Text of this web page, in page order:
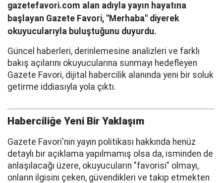
gazetefavori.com alan adıyla yayın hayatına
başlayan Gazete Favori, "Merhaba" diyerek
okuyucularıyla buluştuğunu duyurdu.
Güncel haberleri, derinlemesine analizleri ve farklı
bakış açılarını okuyucularına sunmayı hedefleyen
Gazete Favori, dijital habercilik alanında yeni bir soluk
getirme iddiasıyla yola çıktı.
Haberciliğe Yeni Bir Yaklaşım
Gazete Favori'nin yayın politikası hakkında henüz
detaylı bir açıklama yapılmamış olsa da, isminden de
anlaşılacağı üzere, okuyucuların "favorisi" olmayı,
onların ilgisini çeken, güvendikleri ve takip etmekten